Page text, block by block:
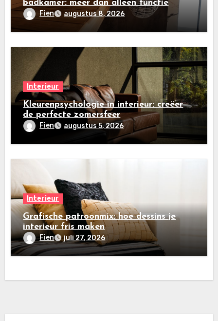
badkamer: meer dan alleen functie
Fien augustus 8, 2026
Interieur
Kleurenpsychologie in interieur: creëer
de perfecte zomersfeer
Fien augustus 5, 2026
Interieur
Grafische patroonmix: hoe dessins je
interieur fris maken
Fien juli 27, 2026